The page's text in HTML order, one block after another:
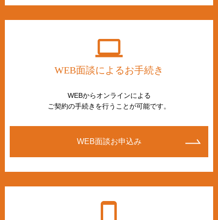
WEB面談によるお手続き
WEBからオンラインによる
ご契約の手続きを行うことが可能です。
WEB面談お申込み